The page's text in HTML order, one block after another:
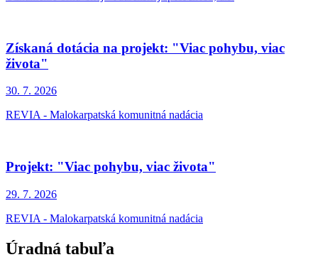
Získaná dotácia na projekt: "Viac pohybu, viac
života"
30. 7. 2026
REVIA - Malokarpatská komunitná nadácia
Projekt: "Viac pohybu, viac života"
29. 7. 2026
REVIA - Malokarpatská komunitná nadácia
Úradná tabuľa